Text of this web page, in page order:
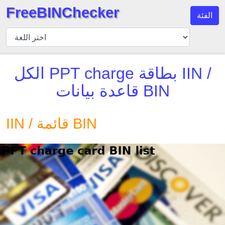
مدقق
BIN
BIN
BIN
API
BIN
Generator
BIN
Checker
v2
BIN
FreeBINChecker الفئة
PPT charge بطاقة IIN /
قاعدة بيانات BIN
IIN / قائمة BIN